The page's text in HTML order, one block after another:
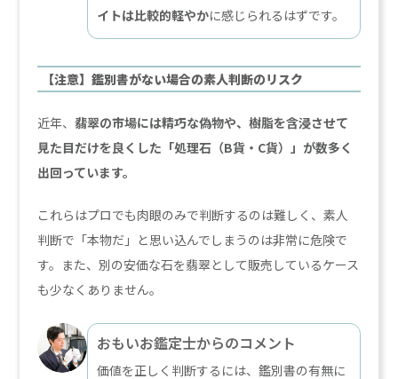
イトは比較的軽やかに感じられるはずです。
【注意】鑑別書がない場合の素人判断のリスク
近年、翡翠の市場には精巧な偽物や、樹脂を含浸させて
見た目だけを良くした「処理石（B貨・C貨）」が数多く
出回っています。
これらはプロでも肉眼のみで判断するのは難しく、素人
判断で「本物だ」と思い込んでしまうのは非常に危険で
す。また、別の安価な石を翡翠として販売しているケース
も少なくありません。
おもいお鑑定士からのコメント
価値を正しく判断するには、鑑別書の有無に